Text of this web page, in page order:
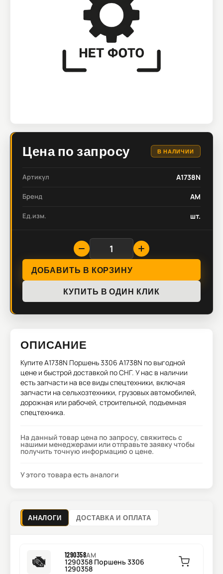
Цена по запросу В НАЛИЧИИ
Артикул A1738N
Бренд AM
Ед.изм. шт.
ДОБАВИТЬ В КОРЗИНУ
КУПИТЬ В ОДИН КЛИК
ОПИСАНИЕ
КупитеA1738N Поршень 3306 A1738N по выгодной
цене и быстрой доставкой по СНГ. У нас в наличии
есть запчасти на все виды спецтехники, включая
запчасти на сельхозтехники, грузовых автомобилей,
дорожная или рабочей, строительной, подъемная
спецтехника.
На данный товар цена по запросу, свяжитесь с
нашими менеджерами или отправьте заявку чтобы
получить точную информацию о цене.
У этого товара есть аналоги
АНАЛОГИ ДОСТАВКА И ОПЛАТА
1290358AM
1290358 Поршень 3306
1290358